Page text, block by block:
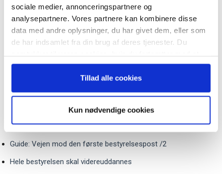
sociale medier, annonceringspartnere og
analysepartnere. Vores partnere kan kombinere disse
data med andre oplysninger, du har givet dem, eller som
de har indsamlet fra din brug af deres tjenester. Du
anvende vores hjemmeside.
Tillad alle cookies
Kun nødvendige cookies
aflønningsforhold – og meget mere.
Uanset om du er på udkig efter din første bestyrelsespost,
eller om du allerede er etableret som medlem af en eller flere
bestyrelser, er uddannelse og opkvalificering både nødvendigt
Artikler i temaet:
Guide: Vejen mod den første bestyrelsespost /2
Hele bestyrelsen skal videreuddannes
Når du trykker "modtag bogen" bliver du tilmeldt
Bestyrelsesguidens ugentlige nyhedsbrev samt